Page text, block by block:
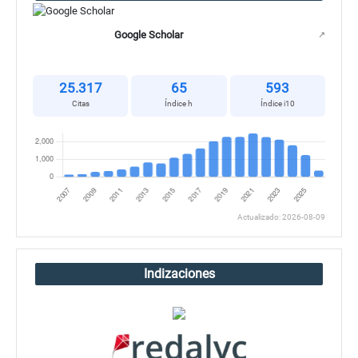
Google Scholar ↗
25.317
Citas
65
Índice h
593
Índice i10
Actualizado: 2026-08-09
Indizaciones